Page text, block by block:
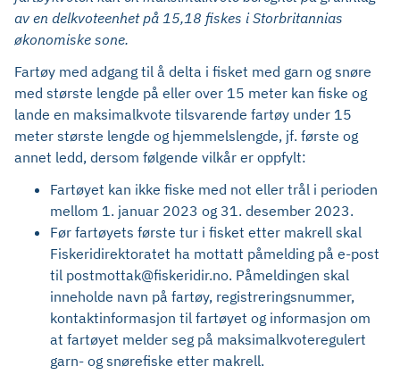
av en delkvoteenhet på 15,18 fiskes iStorbritannias
økonomiske sone.
Fartøy med adgang til å delta i fisket med garn og snøre
med største lengde på eller over 15 meter kan fiske og
lande en maksimalkvote tilsvarende fartøy under 15
meter største lengde og hjemmelslengde, jf. første og
annet ledd, dersom følgende vilkår er oppfylt:
Fartøyet kan ikke fiske med not eller trål i perioden
mellom 1. januar 2023 og 31. desember 2023.
Før fartøyets første tur i fisket etter makrell skal
Fiskeridirektoratet ha mottatt påmelding på e-post
til postmottak@fiskeridir.no. Påmeldingen skal
inneholde navn på fartøy, registreringsnummer,
kontaktinformasjon til fartøyet og informasjon om
at fartøyet melder seg på maksimalkvoteregulert
garn- og snørefiske etter makrell.